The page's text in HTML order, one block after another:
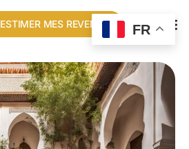
ESTIMER MES REVENUS FR